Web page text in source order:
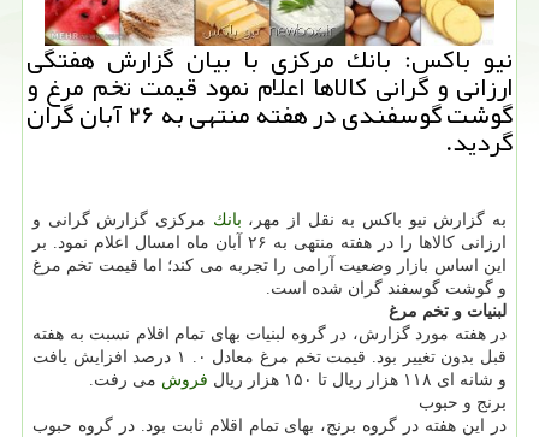
نیو باكس: بانك مركزی با بیان گزارش هفتگی
ارزانی و گرانی كالاها اعلام نمود قیمت تخم مرغ و
گوشت گوسفندی در هفته منتهی به ۲۶ آبان گران
گردید.
به گزارش نیو باكس به نقل از مهر، بانك مركزی گزارش گرانی و
ارزانی كالاها را در هفته منتهی به ۲۶ آبان ماه امسال اعلام نمود. بر
این اساس بازار وضعیت آرامی را تجربه می كند؛ اما قیمت تخم مرغ
و گوشت گوسفند گران شده است.
لبنیات و تخم مرغ
در هفته مورد گزارش، در گروه لبنیات بهای تمام اقلام نسبت به هفته
قبل بدون تغییر بود. قیمت تخم مرغ معادل ۰. ۱ درصد افزایش یافت
و شانه ای ۱۱۸ هزار ریال تا ۱۵۰ هزار ریال
فروش می رفت.
برنج و حبوب
در این هفته در گروه برنج، بهای تمام اقلام ثابت بود. در گروه حبوب